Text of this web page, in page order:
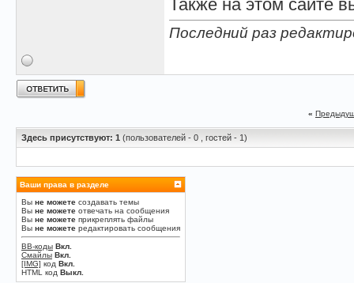
Также на этом сайте
Последний раз
«
Здесь присутствуют: 1 (пользователей - 0 , гостей - 1)
Ваши права в разделе
Вы не можете создавать темы
Вы не можете отвечать на сообщения
Вы не можете прикреплять файлы
Вы не можете редактировать сообщения
BB-коды Вкл.
Смайлы Вкл.
[IMG] код Вкл.
HTML код Выкл.